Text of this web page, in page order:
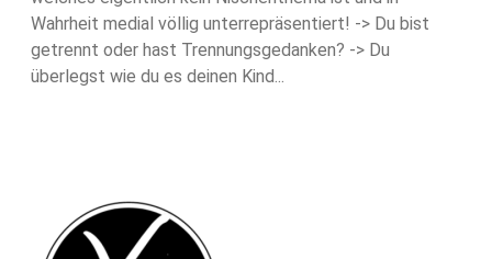
Wahrheit medial völlig unterrepräsentiert! -> Du bist
getrennt oder hast Trennungsgedanken? -> Du
überlegst wie du es deinen Kind...